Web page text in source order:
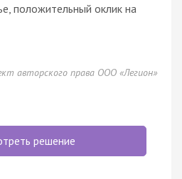
положительный оклик на
авторского права ООО «Легион»
решение